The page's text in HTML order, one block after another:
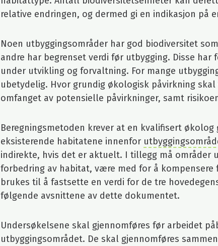
relative endringen, og dermed gi en indikasjon på
Noen utbyggingsområder har god biodiversitet
andre har begrenset verdi før utbygging. Disse
under utvikling og forvaltning. For mange
ubetydelig. Hvor grundig økologisk påvirkning
omfanget av potensielle påvirkninger, samt
Beregningsmetoden krever at en kvalifisert
eksisterende habitatene innenfor
indirekte, hvis det er aktuelt. I tillegg må
forbedring av habitat, være med for å
brukes til å fastsette en verdi for de tre
følgende avsnittene av dette dokumentet.
Undersøkelsene skal gjennomføres før arbeidet
utbyggingsområdet. De skal gjennomføres